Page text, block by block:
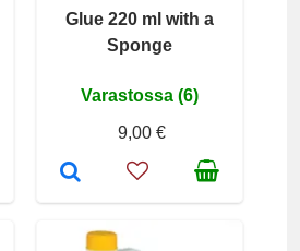
Glue 220 ml with a
Sponge
Varastossa (6)
9,00 €